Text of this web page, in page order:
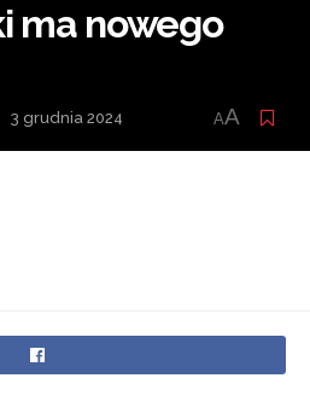
ma nowego
3 grudnia 2024 AA